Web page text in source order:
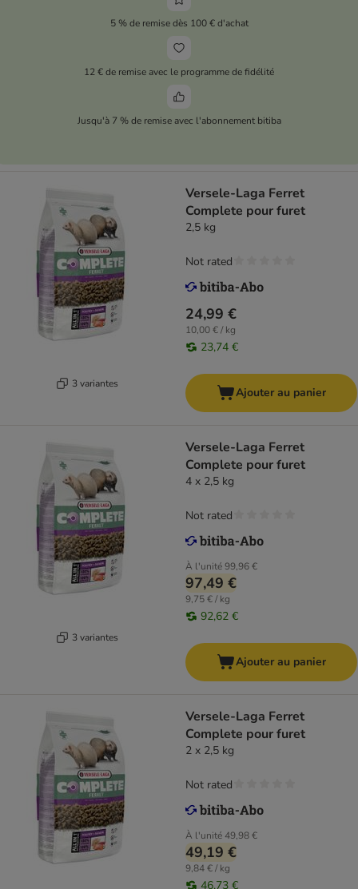
5 % de remise dès 100 € d'achat
12 € de remise avec le programme de fidélité
Jusqu'à 7 % de remise avec l'abonnement bitiba
3 variantes
Versele-Laga Ferret
Complete pour furet
2,5 kg
24,99 €
10,00 € / kg
23,74 €
Not rated
Ajouter au panier
3 variantes
Versele-Laga Ferret
Complete pour furet
4 x 2,5 kg
À l'unité99,96 €
97,49 €
9,75 € / kg
92,62 €
Not rated
Ajouter au panier
Versele-Laga Ferret
Complete pour furet
2 x 2,5 kg
À l'unité49,98 €
49,19 €
9,84 € / kg
46,73 €
Not rated